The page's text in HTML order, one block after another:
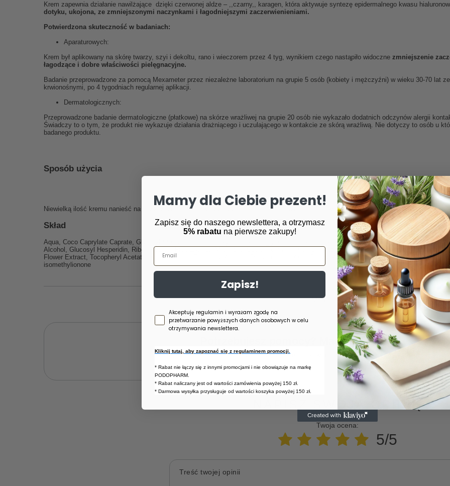
Krem zapewnia działanie nawilżające dzięki czerwonej aldze – ,,czarny,, karagen, która aktywuje syntezę epidermalnego kwasu
dotyku, ukojona, ze zmniejszonymi naczynkami i łagodniejszymi zaczerwienieniami.
Potwierdzona skuteczność w badaniach:
Aparaturowych:
Krem był aplikowany na skórę twarzy, szyi i dekoltu, rano i wieczorem przez 4 tyg, wynikiem czego nastąpiło widoczne zmniejszenie
łagodzące i dobre właściwości pielęgnacyjne.
Badanie przeprowadzone za pomocą Mexameter przez niezależne laboratorium na grupie 5 osób (kobiety i mężczyźni) w wieku 30-70 lat
krwionośnymi, po 4 tygodniach regularnej aplikacji.
Dermatologicznych:
Przeprowadzone badanie dermatologiczne (płatkowe) na skórze wrażliwej na grupie 20 osób nie wykazało dodatnich odczynów alergii
Świadczy to o tym, że produkt nie wykazuje działania drażniącego i uczulającego w kontakcie ze skórą wrażliwą. Nie dotyczy to osób u
badanego produktu.
Sposób użycia
Niewielką ilość kremu nanieść na oczyszczoną skórę twarzy, szyi i dekoltu. Delikatnymi ruchami wmasować do wchłonięcia. Stosować
Skład
Aqua, Coco Caprylate Caprate, Glyceryl Stearate Citrate, Caprylic/Capric Triglyceride, Propanediol, Prunus Amygdalus Dulcis Oil,
Alcohol, Glucosyl Hesperidin, Ribes Rubrum Fruit Extract, Maris Sal, Sodium carrageenan, Caesalpinia Spinosa Fruit Extract,
Flower Extract, Tocopheryl Acetate, Xanthan Gum, Phenethyl Alcohol, Dehydroacetic Acid, Benzyl Alcohol, Sodium Benzoate,
isomethylionone
Marka Yuana
Potrzebujesz pomocy? Masz pytania?
Zadaj pytanie a my odpowiemy niezwłocznie, najciekawsze pytania i odpowiedzi
publikując dla innych.
NAPISZ SWOJĄ OPINIĘ
Twoja ocena:
5/5
Treść twojej opinii
Mamy dla Ciebie prezent!
Zapisz się do naszego newslettera, a otrzymasz
5% rabatu na pierwsze zakupy!
Email
Zapisz!
Zgoda newsletter
Akceptuję regulamin i wyrażam zgodę na
przetwarzanie powyższych danych osobowych w celu
otrzymywania newslettera.
Kliknij tutaj, aby zapoznać się z regulaminem promocji.
* Rabat nie łączy się z innymi promocjami i nie obowiązuje na markę
PODOPHARM.
* Rabat naliczany jest od wartości zamówienia powyżej 150 zł.
* Darmowa wysyłka przysługuje od wartości koszyka powyżej 150 zł.